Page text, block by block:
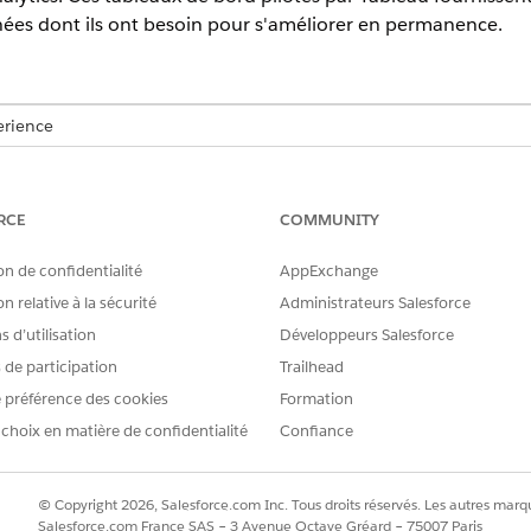
dont ils ont besoin pour s'améliorer en permanence.
bord Agentforce IT Service Analytics
Service Analytics
précieuses et améliorez la prise de décision pour vos
Intelligence. Accédez aux tableaux de bord, tels que
complètes.
PROBLÈME ?
améliorer !
de confidentialité
relative à la sécurité
d’utilisation
de participation
des cookies
choix en matière de confidentialité
COMMUNITY
AppExchange
Administrateurs Salesforce
Développeurs Salesforce
Trailhead
Formation
Confiance
© Copyright 2026, Salesforce.com Inc. Tous droits réservés. Les autres
Salesforce.com France SAS – 3 Avenue Octave Gréard – 75007 Paris